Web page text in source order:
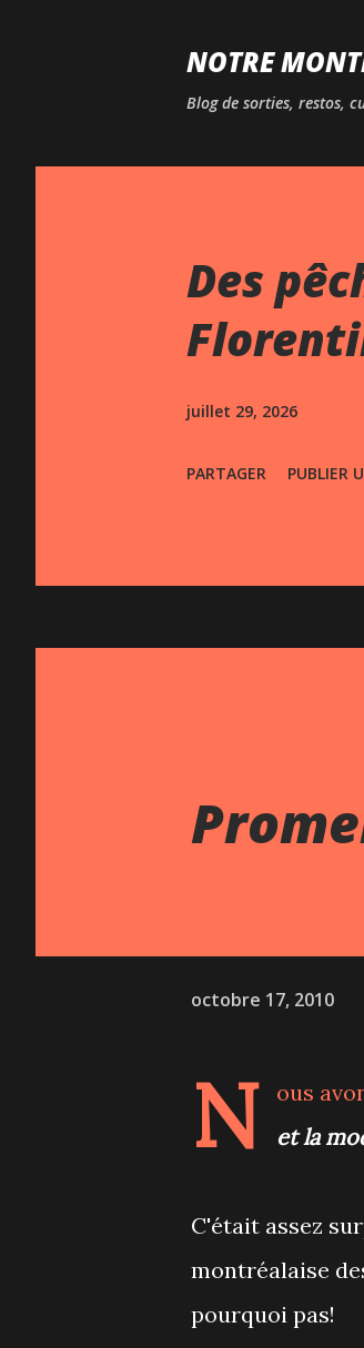
NOTRE
Blog de sorties, restos,
Des
juillet 29, 2026
PARTAGER PUBLIER
octobre 17, 2010
N ous
et la
C'était assez
montréalaise
pourquoi pas!